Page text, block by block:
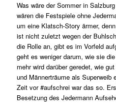
Was wäre der Sommer in
wären die Festspiele ohne
um eine Klatsch-Story ärmer,
ist nicht zuletzt wegen der
die Rolle an, gibt es im Vorfeld
geht es weniger darum, wie sie
mehr wird darüber geredet, wie
und Männerträume als Superweib
Zeit vor #aufschrei war das so.
Besetzung des Jedermann